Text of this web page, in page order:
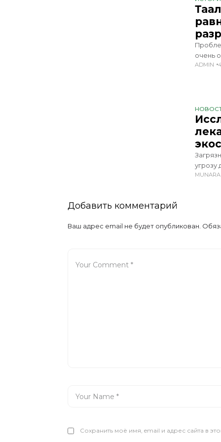
очень
ADMIN
угрозу
птицы
MUNARA
Добавить комментарий
Ваш адрес email не будет опубликован.
Сохранить моё имя, email и адрес сайта в